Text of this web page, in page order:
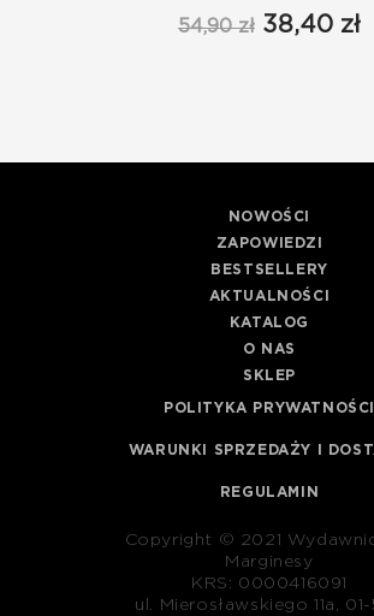
54,90 zł 38,40 zł
NOWOŚCI
ZAPOWIEDZI
BESTSELLERY
AKTUALNOŚCI
KATALOG
O NAS
SKLEP
POLITYKA PRYWATNOŚCI
WARUNKI SPRZEDAŻY I
REGULAMIN
Copyright © 2021
Marginesy
KRS: 0000416091
ul. Mierosławskiego 11a,